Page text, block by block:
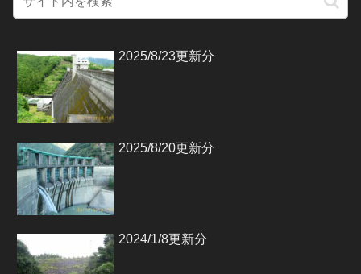
2025/8/23更新分
2025/8/20更新分
2024/1/8更新分